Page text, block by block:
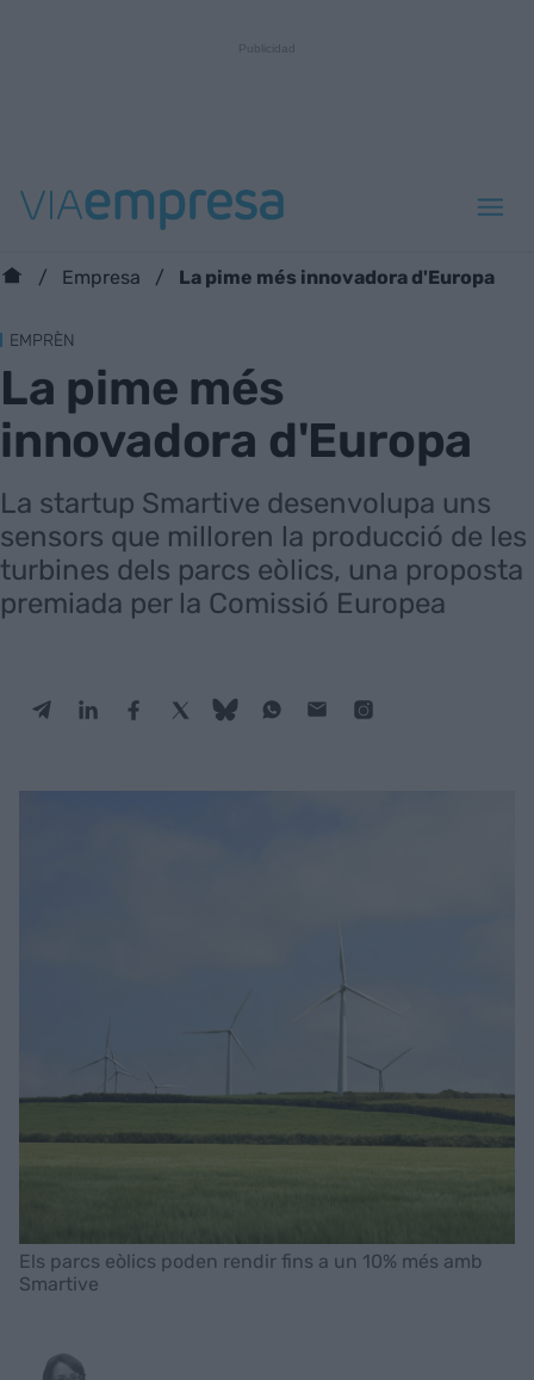
Empresa La pime més innovadora d'Europa
EMPRÈN
La pime més
innovadora d'Europa
La startup Smartive desenvolupa uns
sensors que milloren la producció de les
turbines dels parcs eòlics, una proposta
premiada per la Comissió Europea
Els parcs eòlics poden rendir fins a un 10% més amb
Smartive